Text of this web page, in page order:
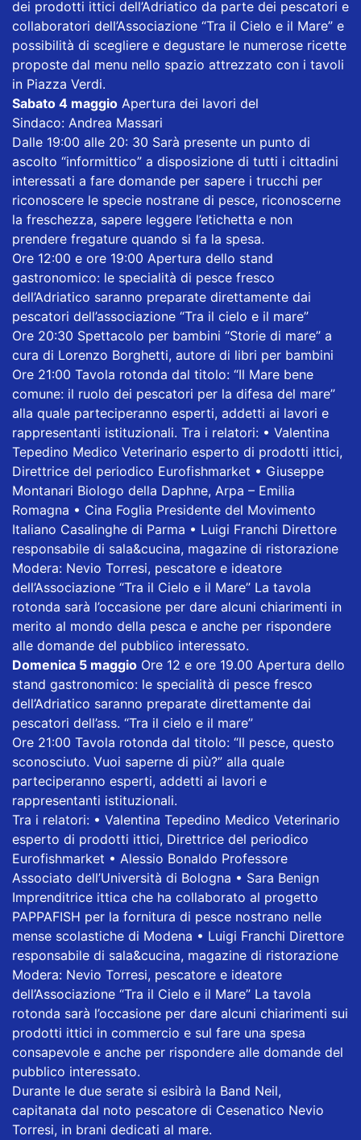
dei prodotti ittici dell’Adriatico da parte dei pescatori e
collaboratori dell’Associazione “Tra il Cielo e il Mare” e
possibilità di scegliere e degustare le numerose ricette
proposte dal menu nello spazio attrezzato con i tavoli
in Piazza Verdi.
Sabato 4 maggio Apertura dei lavori del
Sindaco: Andrea Massari
Dalle 19:00 alle 20: 30 Sarà presente un punto di
ascolto “informittico” a disposizione di tutti i cittadini
interessati a fare domande per sapere i trucchi per
riconoscere le specie nostrane di pesce, riconoscerne
la freschezza, sapere leggere l’etichetta e non
prendere fregature quando si fa la spesa.
Ore 12:00 e ore 19:00 Apertura dello stand
gastronomico: le specialità di pesce fresco
dell’Adriatico saranno preparate direttamente dai
pescatori dell’associazione “Tra il cielo e il mare”
Ore 20:30 Spettacolo per bambini “Storie di mare” a
cura di Lorenzo Borghetti, autore di libri per bambini
Ore 21:00 Tavola rotonda dal titolo: “Il Mare bene
comune: il ruolo dei pescatori per la difesa del mare”
alla quale parteciperanno esperti, addetti ai lavori e
rappresentanti istituzionali. Tra i relatori: • Valentina
Tepedino Medico Veterinario esperto di prodotti ittici,
Direttrice del periodico Eurofishmarket • Giuseppe
Montanari Biologo della Daphne, Arpa – Emilia
Romagna • Cina Foglia Presidente del Movimento
Italiano Casalinghe di Parma • Luigi Franchi Direttore
responsabile di sala&cucina, magazine di ristorazione
Modera: Nevio Torresi, pescatore e ideatore
dell’Associazione “Tra il Cielo e il Mare” La tavola
rotonda sarà l’occasione per dare alcuni chiarimenti in
merito al mondo della pesca e anche per rispondere
alle domande del pubblico interessato.
Domenica 5 maggio Ore 12 e ore 19.00 Apertura dello
stand gastronomico: le specialità di pesce fresco
dell’Adriatico saranno preparate direttamente dai
pescatori dell’ass. “Tra il cielo e il mare”
Ore 21:00 Tavola rotonda dal titolo: “Il pesce, questo
sconosciuto. Vuoi saperne di più?” alla quale
parteciperanno esperti, addetti ai lavori e
rappresentanti istituzionali.
Tra i relatori: • Valentina Tepedino Medico Veterinario
esperto di prodotti ittici, Direttrice del periodico
Eurofishmarket • Alessio Bonaldo Professore
Associato dell’Università di Bologna • Sara Benign
Imprenditrice ittica che ha collaborato al progetto
PAPPAFISH per la fornitura di pesce nostrano nelle
mense scolastiche di Modena • Luigi Franchi Direttore
responsabile di sala&cucina, magazine di ristorazione
Modera: Nevio Torresi, pescatore e ideatore
dell’Associazione “Tra il Cielo e il Mare” La tavola
rotonda sarà l’occasione per dare alcuni chiarimenti sui
prodotti ittici in commercio e sul fare una spesa
consapevole e anche per rispondere alle domande del
pubblico interessato.
Durante le due serate si esibirà la Band Neil,
capitanata dal noto pescatore di Cesenatico Nevio
Torresi, in brani dedicati al mare.